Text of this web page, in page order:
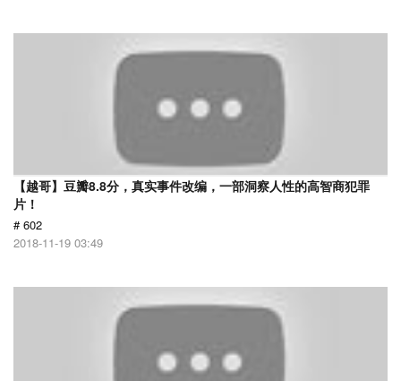
【越哥】豆瓣8.8分，真实事件改编，一部洞察人性的高智商犯罪
片！
# 602
2018-11-19 03:49